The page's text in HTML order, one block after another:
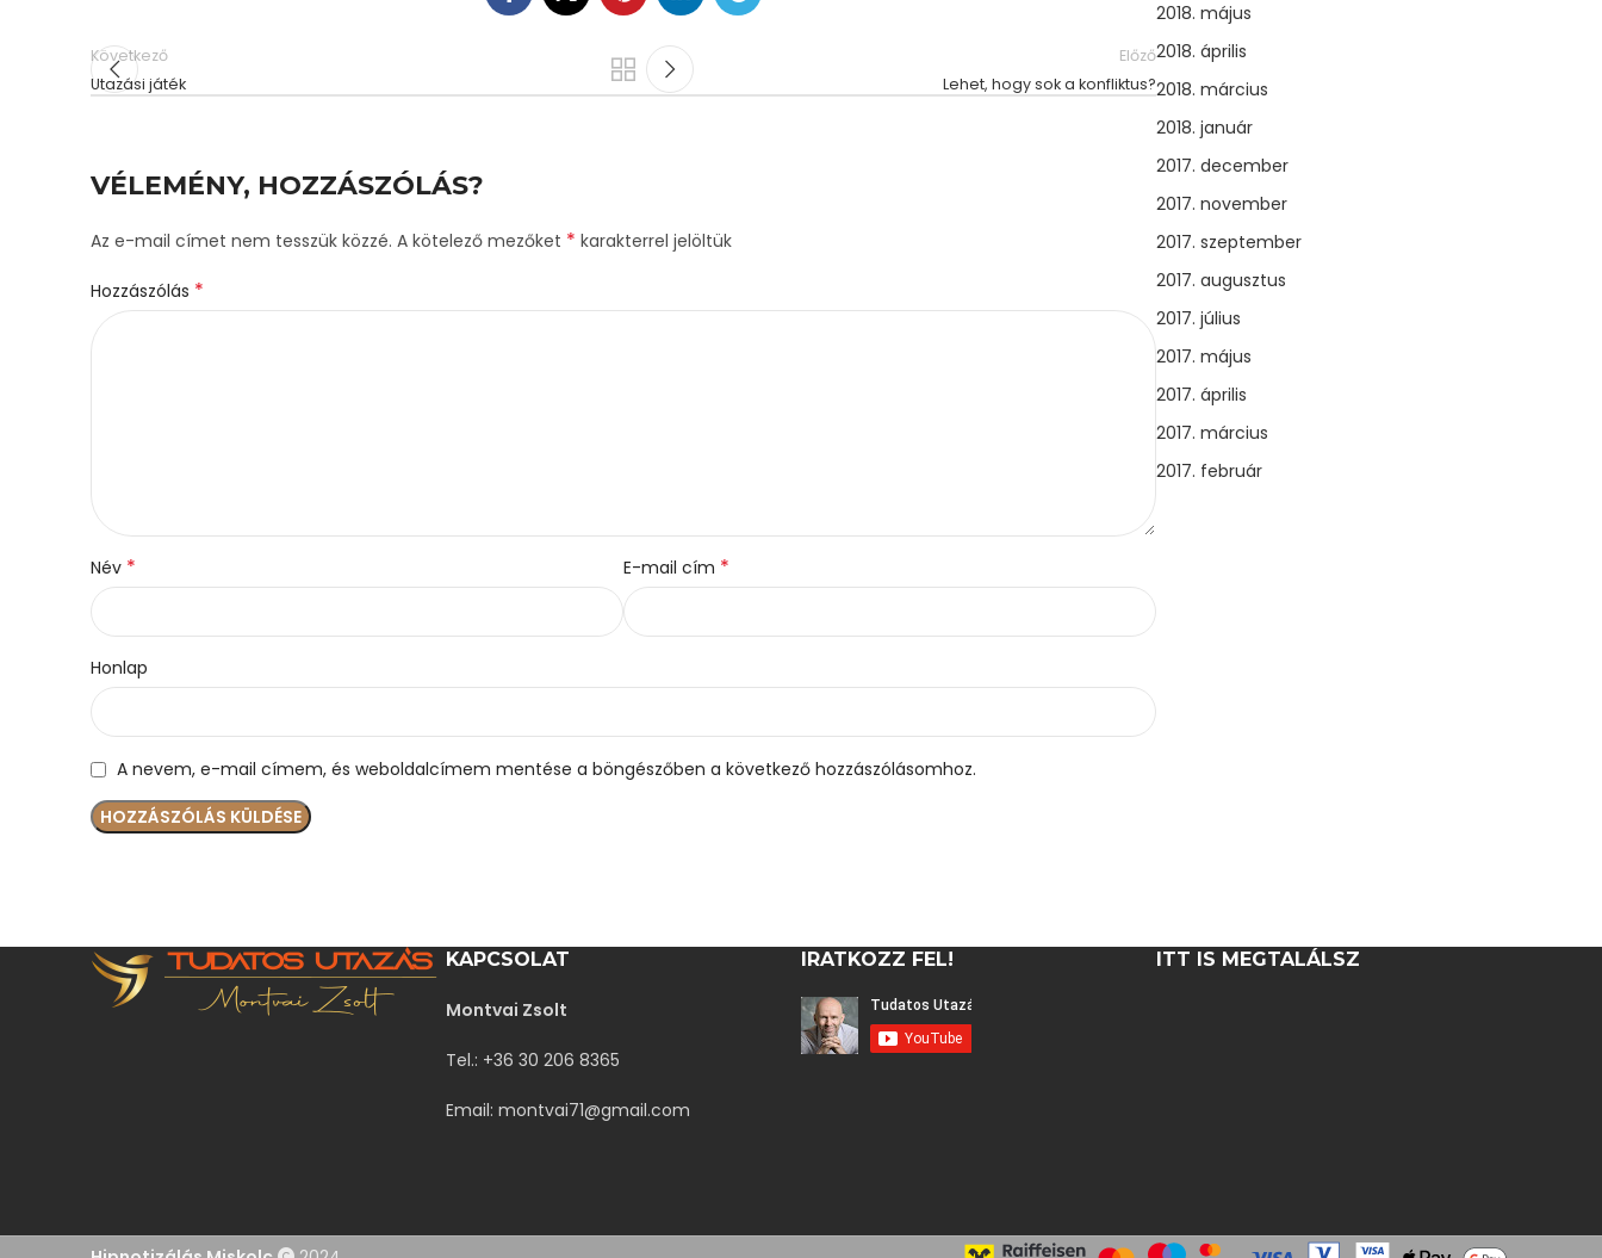
Következő
Utazási játék
Előző
Lehet, hogy sok a konfliktus?
VÉLEMÉNY, HOZZÁSZÓLÁS?
Az e-mail címet nem tesszük közzé. A kötelező mezőket * karakterrel jelöltük
Hozzászólás *
Név * E-mail cím *
Honlap
A nevem, e-mail címem, és weboldalcímem mentése a böngészőben a következő hozzászólásomhoz.
2018. május
2018. április
2018. március
2018. január
2017. december
2017. november
2017. szeptember
2017. augusztus
2017. július
2017. május
2017. április
2017. március
2017. február
KAPCSOLAT
Montvai Zsolt
Tel.: +36 30 206 8365
Email: montvai71@gmail.com
IRATKOZZ FEL! ITT IS MEGTALÁLSZ